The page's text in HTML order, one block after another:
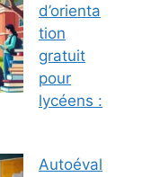
d’orienta
tion
gratuit
pour
lycéens :
Autoéval